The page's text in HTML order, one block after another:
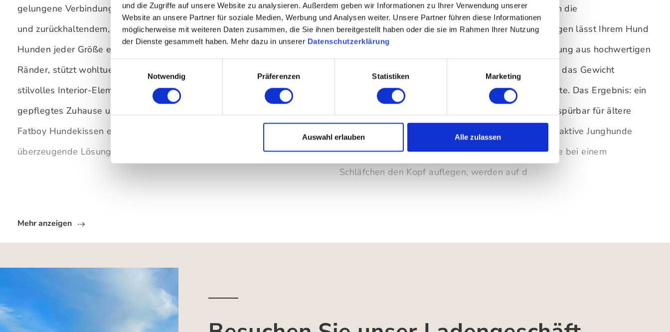
und die Zugriffe auf unsere Website zu analysieren. Außerdem geben wir Informationen zu Ihrer Verwendung unserer
Website an unsere Partner für soziale Medien, Werbung und Analysen weiter. Unsere Partner führen diese Informationen
möglicherweise mit weiteren Daten zusammen, die Sie ihnen bereitgestellt haben oder die sie im Rahmen Ihrer Nutzung
der Dienste gesammelt haben. Mehr dazu in unserer Datenschutzerklärung
Notwendig
Präferenzen Statistiken Marketing
Auswahl erlauben Alle zulassen
gelungene Verbindung aus hoher Bequemlichkeit, durchdachter Funktion
und zurückhaltendem, zeitlosem Design. Die beliebteDoggieloungebietet
Hunden jeder Größe eine großflächige, ebene Liegefläche ohne harte
Ränder, stützt wohltuend mit EPS-Perlen und fügt sich zugleich als
stilvolles Interior-Element in moderne Wohnräume ein. Wer Wert auf ein
gepflegtes Zuhause und einen glücklichen Vierbeiner legt, findet im
Fatboy Hundekissen eine langlebige, hygienische und optisch
überzeugende Lösung.
Positionen. Klassische Körbchen mit Rand begrenzen die
Bewegungsfreiheit; dasFatboy Hundekissenhingegen lässt Ihrem Hund
Platz zum Dehnen, Rollen und Ausstrecken. Die Füllung aus hochwertigen
EPS-Perlen gibt nach, ohne platt zu drücken, verteilt das Gewicht
gleichmäßig und isoliert angenehm gegen Bodenkälte. Das Ergebnis: ein
ruhigeres, längeres und erholsameres Schläfchen – spürbar für ältere
Hunde mit Gelenkempfindlichkeiten und ebenso für aktive Junghunde
nach dem Toben. Und auch alle Vierbeiner, die gerne bei einem
Schläfchen den Kopf auflegen, werden auf d
Mehr anzeigen